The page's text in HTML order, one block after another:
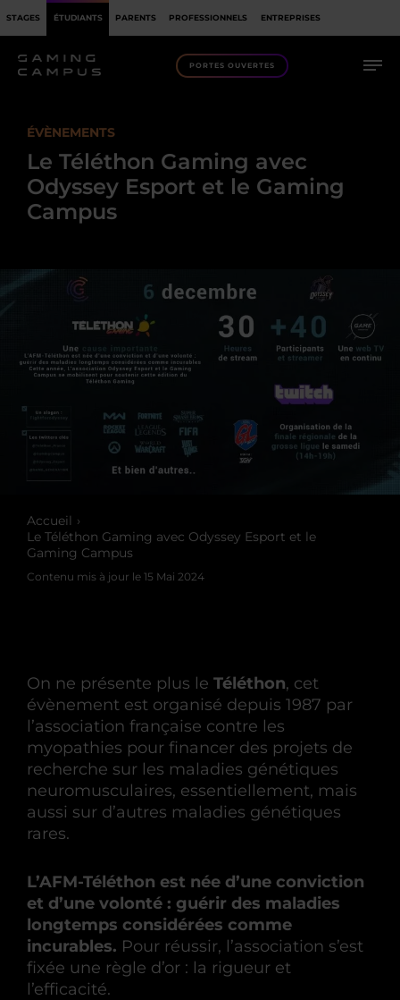
STAGES ÉTUDIANTS PARENTS PROFESSIONNELS ENTREPRISES
PORTES OUVERTES
ÉVÈNEMENTS
Le Téléthon Gaming avec
Odyssey Esport et le Gaming
Campus
Accueil
Le Téléthon Gaming avec Odyssey Esport et le
Gaming Campus
Contenu mis à jour le 15 Mai 2024
On ne présente plus le Téléthon, cet
évènement est organisé depuis 1987 par
l’association française contre les
myopathies pour financer des projets de
recherche sur les maladies génétiques
neuromusculaires, essentiellement, mais
aussi sur d’autres maladies génétiques
rares.
L’AFM-Téléthon est née d’une conviction
et d’une volonté : guérir des maladies
longtemps considérées comme
incurables. Pour réussir, l’association s’est
fixée une règle d’or : la rigueur et
l’efficacité.